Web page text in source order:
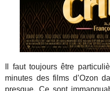
Il faut toujours être
minutes des films d’Ozon
presque. Ce sont